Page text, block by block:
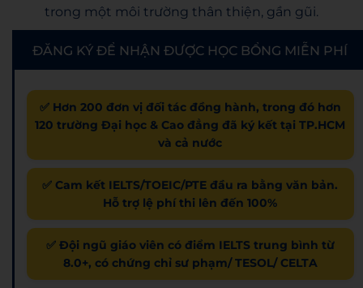
trong một môi trường thân thiện, gần gũi.
ĐĂNG KÝ ĐỂ NHẬN ĐƯỢC HỌC BỔNG MIỄN PHÍ
✅ Hơn 200 đơn vị đối tác đồng hành, trong đó hơn
120 trường Đại học & Cao đẳng đã ký kết tại TP.HCM
và cả nước
✅ Cam kết IELTS/TOEIC/PTE đầu ra bằng văn bản.
Hỗ trợ lệ phí thi lên đến 100%
✅ Đội ngũ giáo viên có điểm IELTS trung bình từ
8.0+, có chứng chỉ sư phạm/ TESOL/ CELTA